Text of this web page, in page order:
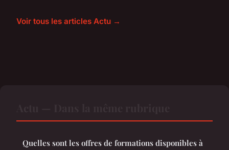
Voir tous les articles Actu →
Quelles sont les offres de formations disponibles à